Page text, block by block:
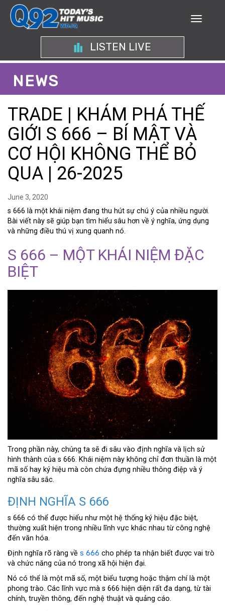
LISTEN LIVE
NEWS
TRADE | KHÁM PHÁ THẾ
GIỚI S 666 – BÍ MẬT VÀ
CƠ HỘI KHÔNG THỂ BỎ
QUA | 26-2025
June 3, 2020
s 666 là một khái niệm đang thu hút sự chú ý của nhiều người.
Bài viết này sẽ giúp bạn tìm hiểu sâu hơn về ý nghĩa, ứng dụng
và những điều thú vị xung quanh nó.
S 666 – MỘT KHÁI NIỆM ĐẶC
BIỆT
Trong phần này, chúng ta sẽ đi sâu vào định nghĩa và lịch sử
hình thành của s 666. Khái niệm này không chỉ đơn thuần là một
mã số hay ký hiệu mà còn chứa đựng nhiều thông điệp và ý
nghĩa sâu sắc.
ĐỊNH NGHĨA S 666
s 666 có thể được hiểu như một hệ thống ký hiệu đặc biệt,
thường xuất hiện trong nhiều lĩnh vực khác nhau từ công nghệ
đến văn hóa.
Định nghĩa rõ ràng về s 666 cho phép ta nhận biết được vai trò
và chức năng của nó trong xã hội hiện đại.
Nó có thể là một mã số, một biểu tượng hoặc thậm chí là một
phong trào. Các lĩnh vực mà s 666 hiện diện rất đa dạng, từ tài
chính, truyền thông, đến nghệ thuật và quảng cáo.